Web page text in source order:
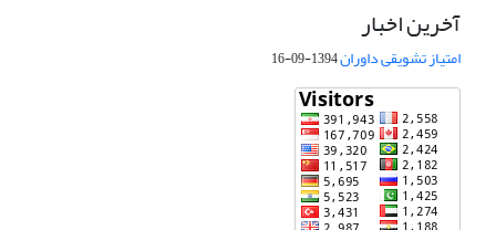
آخرین اخبار
امتیاز تشویقی داوران1394-09-16